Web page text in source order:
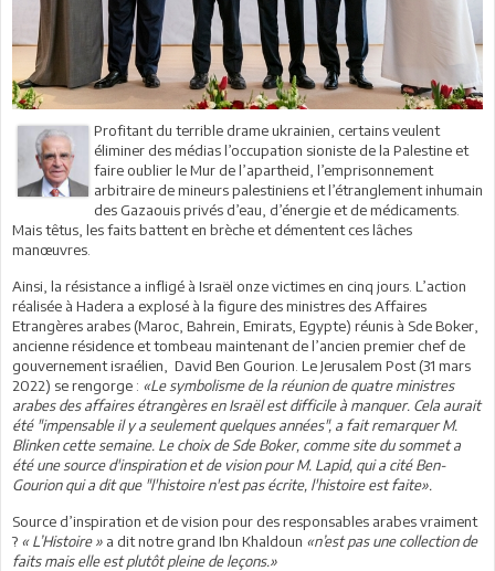
Profitant du terrible drame ukrainien, certains veulent
éliminer des médias l’occupation sioniste de la Palestine et
faire oublier le Mur de l’apartheid, l’emprisonnement
arbitraire de mineurs palestiniens et l’étranglement inhumain
des Gazaouis privés d’eau, d’énergie et de médicaments.
Mais têtus, les faits battent en brèche et démentent ces lâches
manœuvres.
Ainsi, la résistance a infligé à Israël onze victimes en cinq jours. L’action
réalisée à Hadera a explosé à la figure des ministres des Affaires
Etrangères arabes (Maroc, Bahrein, Emirats, Egypte) réunis à Sde Boker,
ancienne résidence et tombeau maintenant de l’ancien premier chef de
gouvernement israélien, David Ben Gourion. Le Jerusalem Post (31 mars
2022) se rengorge : «Le symbolisme de la réunion de quatre ministres
arabes des affaires étrangères en Israël est difficile à manquer. Cela aurait
été "impensable il y a seulement quelques années", a fait remarquer M.
Blinken cette semaine. Le choix de Sde Boker, comme site du sommet a
été une source d'inspiration et de vision pour M. Lapid, qui a cité Ben-
Gourion qui a dit que "l'histoire n'est pas écrite, l'histoire est faite».
Source d’inspiration et de vision pour des responsables arabes vraiment
? « L’Histoire » a dit notre grand Ibn Khaldoun «n’est pas une collection de
faits mais elle est plutôt pleine de leçons.»